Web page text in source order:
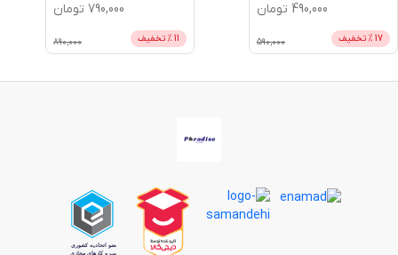
490,000 تومان
17 % تخفیف 590,000
790,000 تومان
11 % تخفیف 890,000